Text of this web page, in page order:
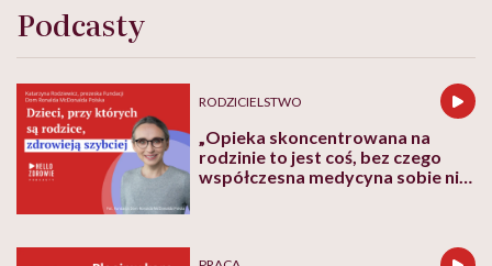
Podcasty
RODZICIELSTWO
„Opieka skoncentrowana na
rodzinie to jest coś, bez czego
współczesna medycyna sobie nie